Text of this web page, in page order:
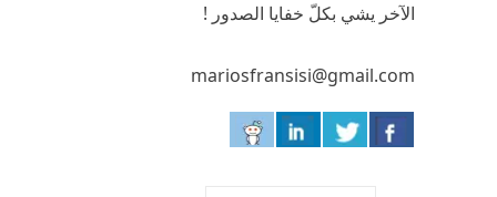
الآخر يشي بكلّ خفايا الصدور !
mariosfransisi@gmail.com